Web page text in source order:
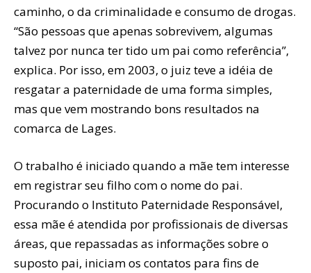
caminho, o da criminalidade e consumo de drogas.
“São pessoas que apenas sobrevivem, algumas
talvez por nunca ter tido um pai como referência”,
explica. Por isso, em 2003, o juiz teve a idéia de
resgatar a paternidade de uma forma simples,
mas que vem mostrando bons resultados na
comarca de Lages.
O trabalho é iniciado quando a mãe tem interesse
em registrar seu filho com o nome do pai.
Procurando o Instituto Paternidade Responsável,
essa mãe é atendida por profissionais de diversas
áreas, que repassadas as informações sobre o
suposto pai, iniciam os contatos para fins de